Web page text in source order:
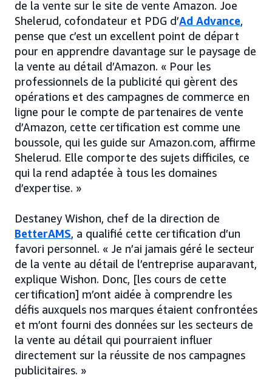
de la vente sur le site de vente Amazon. Joe
Shelerud, cofondateur et PDG d’Ad Advance,
pense que c’est un excellent point de départ
pour en apprendre davantage sur le paysage de
la vente au détail d’Amazon. « Pour les
professionnels de la publicité qui gèrent des
opérations et des campagnes de commerce en
ligne pour le compte de partenaires de vente
d’Amazon, cette certification est comme une
boussole, qui les guide sur Amazon.com, affirme
Shelerud. Elle comporte des sujets difficiles, ce
qui la rend adaptée à tous les domaines
d’expertise. »
Destaney Wishon, chef de la direction de
BetterAMS, a qualifié cette certification d’un
favori personnel. « Je n’ai jamais géré le secteur
de la vente au détail de l’entreprise auparavant,
explique Wishon. Donc, [les cours de cette
certification] m’ont aidée à comprendre les
défis auxquels nos marques étaient confrontées
et m’ont fourni des données sur les secteurs de
la vente au détail qui pourraient influer
directement sur la réussite de nos campagnes
publicitaires. »